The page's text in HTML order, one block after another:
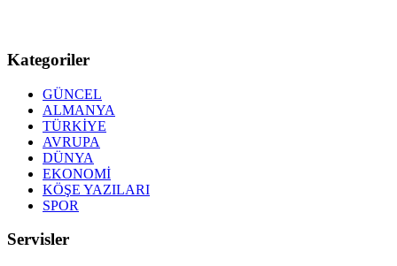
Kategoriler
GÜNCEL
ALMANYA
TÜRKİYE
AVRUPA
DÜNYA
EKONOMİ
KÖŞE YAZILARI
SPOR
Servisler